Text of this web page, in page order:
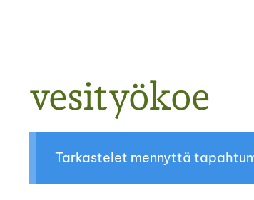
vesityökoe
Tarkastelet mennyttä